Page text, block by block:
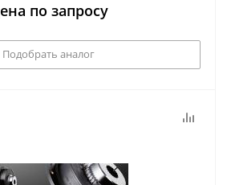
по запросу
Подобрать аналог